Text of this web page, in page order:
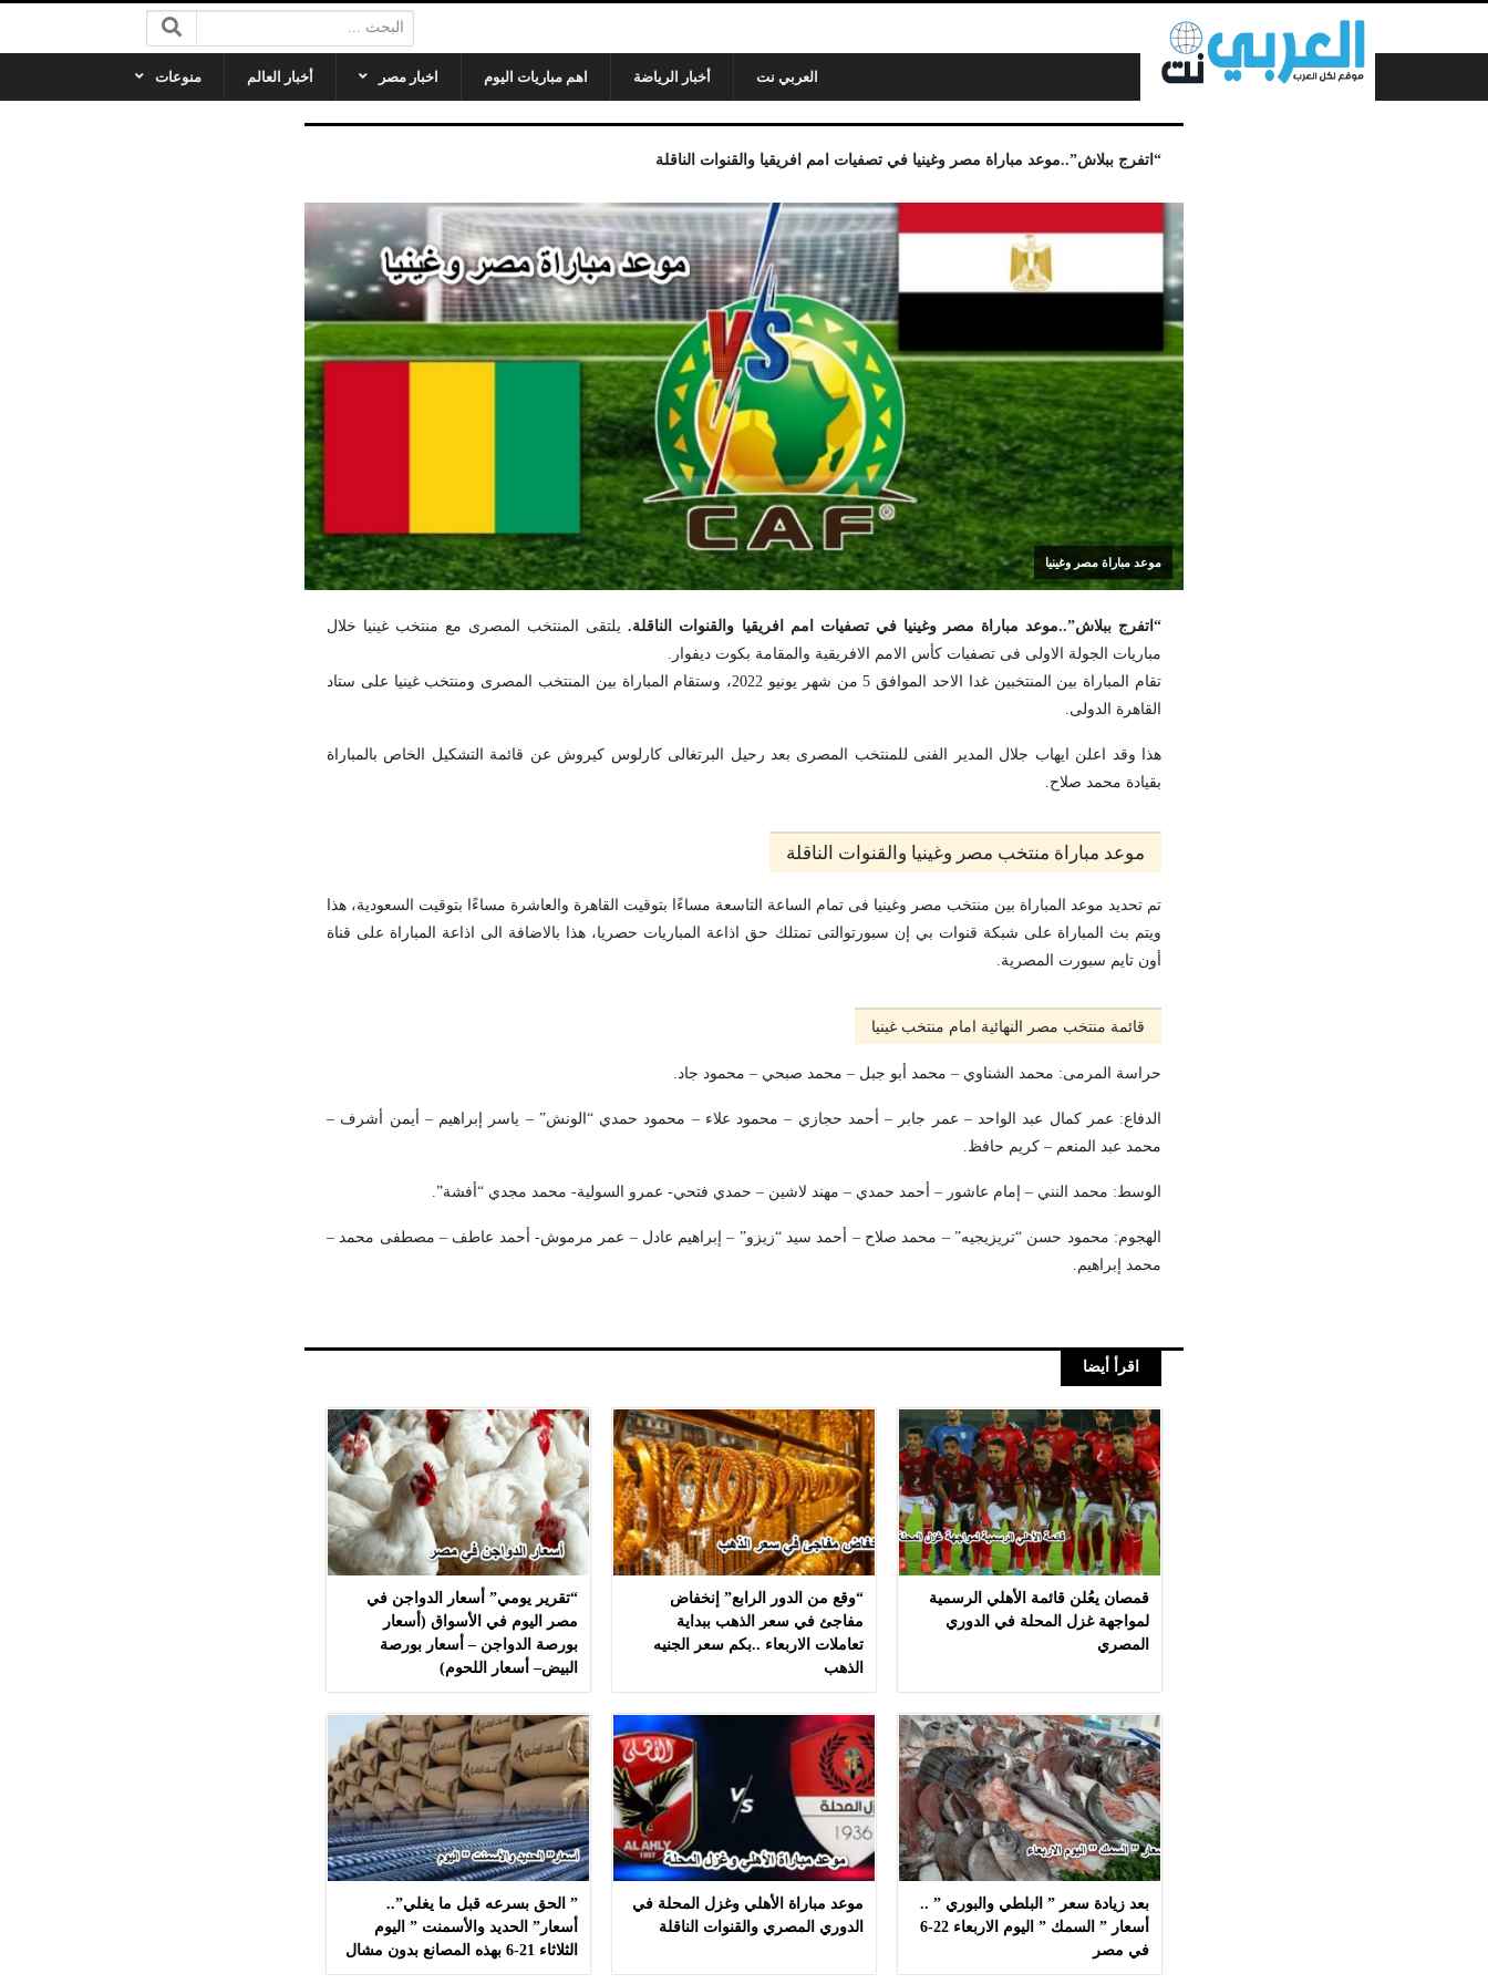
البحث:
العربي نت أخبار الرياضة اهم مباريات اليوم اخبار مصر أخبار العالم منوعات
“اتفرج ببلاش”..موعد مباراة مصر وغينيا في تصفيات امم افريقيا والقنوات الناقلة
موعد مباراة مصر وغينيا
“اتفرج ببلاش”..موعد مباراة مصر وغينيا في تصفيات امم افريقيا والقنوات الناقلة. يلتقى المنتخب المصرى مع منتخب غينيا خلال
مباريات الجولة الاولى فى تصفيات كأس الامم الافريقية والمقامة بكوت ديفوار.
تقام المباراة بين المنتخبين غدا الاحد الموافق 5 من شهر يونيو 2022، وستقام المباراة بين المنتخب المصرى ومنتخب غينيا على ستاد
القاهرة الدولى.
هذا وقد اعلن ايهاب جلال المدير الفنى للمنتخب المصرى بعد رحيل البرتغالى كارلوس كيروش عن قائمة التشكيل الخاص بالمباراة
بقيادة محمد صلاح.
موعد مباراة منتخب مصر وغينيا والقنوات الناقلة
تم تحديد موعد المباراة بين منتخب مصر وغينيا فى تمام الساعة التاسعة مساءًا بتوقيت القاهرة والعاشرة مساءًا بتوقيت السعودية، هذا
ويتم بث المباراة على شبكة قنوات بي إن سبورتوالتى تمتلك حق اذاعة المباريات حصريا، هذا بالاضافة الى اذاعة المباراة على قناة
أون تايم سبورت المصرية.
قائمة منتخب مصر النهائية امام منتخب غينيا
حراسة المرمى: محمد الشناوي – محمد أبو جبل – محمد صبحي – محمود جاد.
الدفاع: عمر كمال عبد الواحد – عمر جابر – أحمد حجازي – محمود علاء – محمود حمدي “الونش” – ياسر إبراهيم – أيمن أشرف –
محمد عبد المنعم – كريم حافظ.
الوسط: محمد النني – إمام عاشور – أحمد حمدي – مهند لاشين – حمدي فتحي- عمرو السولية- محمد مجدي “أفشة”.
الهجوم: محمود حسن “تريزيجيه” – محمد صلاح – أحمد سيد “زيزو” – إبراهيم عادل – عمر مرموش- أحمد عاطف – مصطفى محمد –
محمد إبراهيم.
اقرأ أيضا
قمصان يعُلن قائمة الأهلي الرسمية
لمواجهة غزل المحلة في الدوري
المصري
“وقع من الدور الرابع” إنخفاض
مفاجئ في سعر الذهب ببداية
تعاملات الاربعاء ..بكم سعر الجنيه
الذهب
“تقرير يومي” أسعار الدواجن في
مصر اليوم في الأسواق (أسعار
بورصة الدواجن – أسعار بورصة
البيض– أسعار اللحوم)
بعد زيادة سعر ” البلطي والبوري ” ..
أسعار ” السمك ” اليوم الاربعاء 22-6
في مصر
موعد مباراة الأهلي وغزل المحلة في
الدوري المصري والقنوات الناقلة
” الحق بسرعه قبل ما يغلي”..
أسعار” الحديد والأسمنت ” اليوم
الثلاثاء 21-6 بهذه المصانع بدون مشال